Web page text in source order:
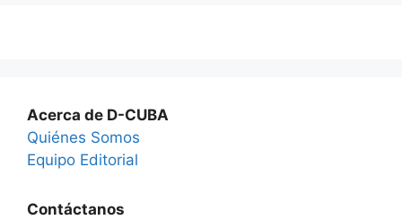
Acerca de D-CUBA
Quiénes Somos
Equipo Editorial
Contáctanos